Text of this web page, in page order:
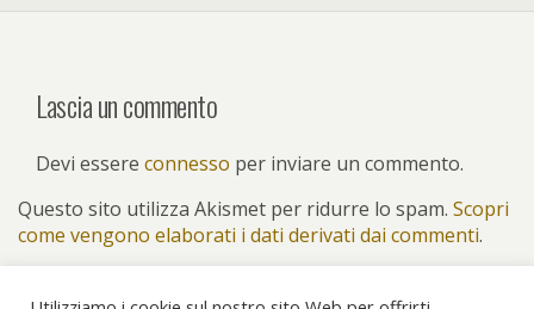
Lascia un commento
Devi essere connesso per inviare un commento.
Questo sito utilizza Akismet per ridurre lo spam. Scopri
come vengono elaborati i dati derivati dai commenti.